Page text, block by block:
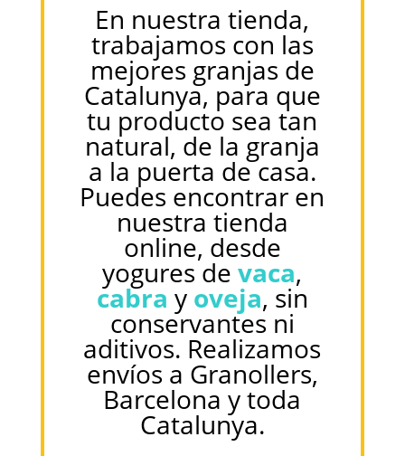
En nuestra tienda,
trabajamos con las
mejores granjas de
Catalunya, para que
tu producto sea tan
natural, de la granja
a la puerta de casa.
Puedes encontrar en
nuestra tienda
online, desde
yogures devaca,
cabra yoveja, sin
conservantes ni
aditivos. Realizamos
envíos a Granollers,
Barcelona y toda
Catalunya.